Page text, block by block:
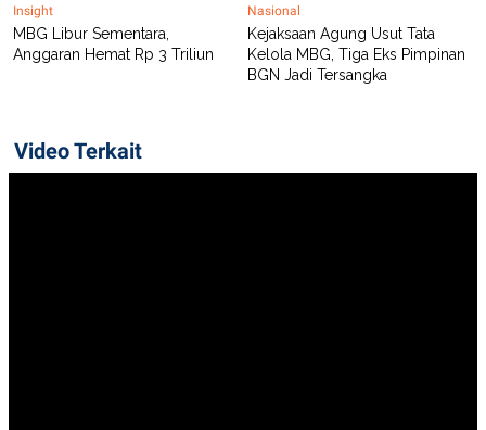
Insight
MBG Libur Sementara,
Anggaran Hemat Rp 3 Triliun
Nasional
Kejaksaan Agung Usut Tata
Kelola MBG, Tiga Eks Pimpinan
BGN Jadi Tersangka
Video Terkait